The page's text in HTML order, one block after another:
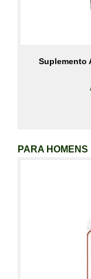
Suplemento
PARA HOMENS